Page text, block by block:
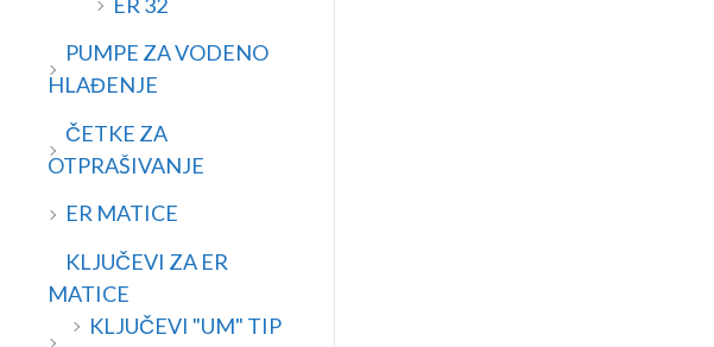
PUMPE ZA VODENO
HLAĐENJE
ČETKE ZA
OTPRAŠIVANJE
ER MATICE
KLJUČEVI ZA ER
MATICE
KLJUČEVI "UM" TIP